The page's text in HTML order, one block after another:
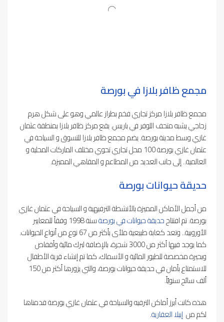
مجمع ظافر بلازا في بورصة
مجمع ظافر بلازا مركز تجاري فخم بطراز عالمي وهو على شكل هرم
زجاجي يشبه متحف اللوفر في باريس. يقع مركز ظافر بلازا بمنطقة عثمان
غازي وسط مدينة بورصة. يضم مجمع ظافر بلازا للتسوق و السياحة في
عثمان غازي بورصة 100 محل تجاري تحوي مختلف الماركات المحلية و
العالمية.. إلى جانب العديد من المطاعم و المقاهي المميزة.
حديقة حيوانات بورصة
من أجمل الأماكن المميزة بالأنشطة الترفيهية و السياحة في عثمان غازي
بورصة. تم افتتاححديقة حيوانات في بورصة
سنة 1998 وفقاً للمعايير
الأوروبية.. وتعد كغابة طبيعية ملأى بأكثر من 67 نوع من أنواع الحيوانات.
كما يوجد فيها أكثر من 3000 شجرة، بالإضافة لبرك مائية وأقفاص
وبحيرة مخصصة للطيور المائية و الأسماك، كما تم إنشاء قرية الأطفال
للاستمتاع بأمان في حديقة حيوانات بورصة، والتي يزورها أكثر من 150
ألف سائح سنويّاً.
هذه كانت أبرز أماكن الترفيه والسياحة في عثمان غازي بورصة قدمناها
لكم من إيبلا العقارية.